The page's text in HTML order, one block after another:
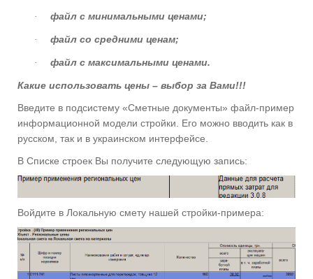
· файл с минимальными ценами;
· файл со средними ценам;
· файл с максимальными ценами.
Какие использовать цены – выбор за Вами!!!
Введите в подсистему «Сметные документы» файл-пример
информационной модели стройки. Его можно вводить как в
русском, так и в украинском интерфейсе.
В Списке строек Вы получите следующую запись:
Войдите в Локальную смету нашей стройки-примера: